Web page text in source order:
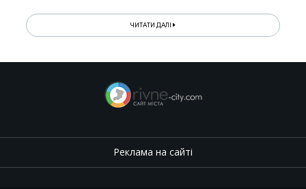
ЧИТАТИ ДАЛІ
Реклама на сайті